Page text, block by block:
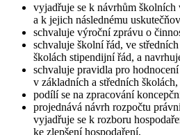
vyjadřuje se k návrhům školních
a k jejich následnému
schvaluje výroční zprávu o
schvaluje školní řád, ve
školách stipendijní řád, a
schvaluje pravidla pro
v základních a středních školách,
podílí se na zpracování
projednává návrh rozpočtu
vyjadřuje se k rozboru
ke zlepšení hospodaření,